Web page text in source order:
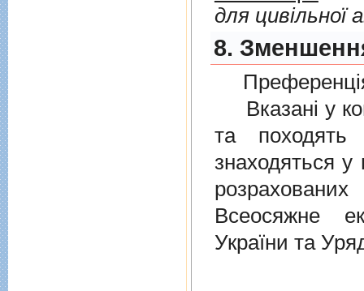
для цивільної
8.
Вказані у
та походять
знаходяться у
Всеосяжне
України та